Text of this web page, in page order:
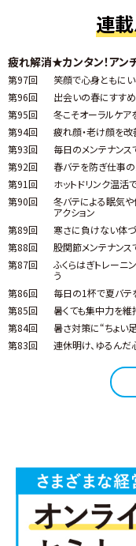
連
疲れ解消★カンタン！アン
第97回 笑顔で心身ともにい
第96回
出会いの春にすす
第95回
冬こそオーラルケア
第94回
疲れ顔・老け顔を改
第93回
毎日のメンテナンス
第92回
春バテを防ぎ仕事
第91回
ホットドリンク温活
第90回
冬バテによる眠気や
アクション
第89回 寒さに負けない体
第88回
股関節メンテナン
第87回
ふくらはぎトレーニ
う
第86回 毎日の1杯で夏バテ
第85回
暑くても集中力を維
第84回
暑さ対策に“ちょい
第83回
連休明け、ゆるん